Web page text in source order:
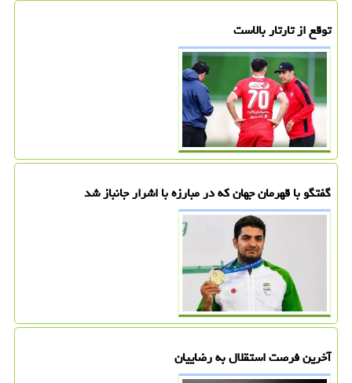
توقع از تارتار بالاست
گفتگو با قهرمان جهان که در مبارزه با اشرار جانباز شد
آخرین فرصت استقلال به رضاییان